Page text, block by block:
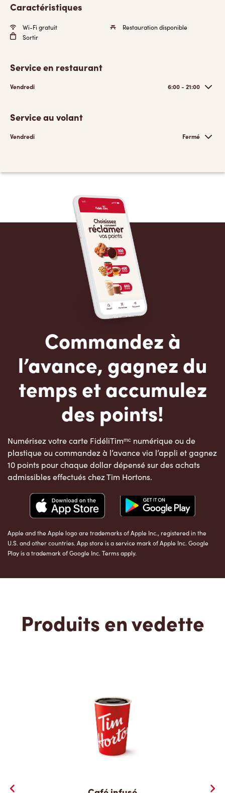
Caractéristiques
Wi-Fi gratuit
Restauration disponible
Sortir
Service en restaurant
Vendredi 6:00 - 21:00
Service au volant
Vendredi Fermé
Commandez à
l’avance, gagnez du
temps et accumulez
des points!
Numérisez votre carte FidéliTimᵐᶜ numérique ou de
plastique ou commandez à l’avance via l’appli et gagnez
10 points pour chaque dollar dépensé sur des achats
admissibles effectués chez Tim Hortons.
Apple and the Apple logo are trademarks of Apple Inc., registered in the
U.S. and other countries. App store is a service mark of Apple Inc. Google
Play is a trademark of Google Inc. Terms apply.
Produits en vedette